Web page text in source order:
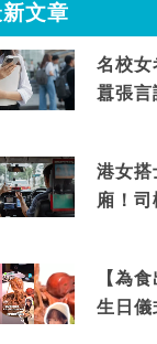
文章
名校女
囂張言
港女搭
廂！
【為
生日儀